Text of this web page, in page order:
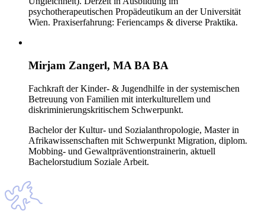
psychotherapeutischen Propädeutikum an der Universität
Wien. Praxiserfahrung: Feriencamps & diverse Praktika.
Mirjam Zangerl, MA BA BA
Fachkraft der Kinder- & Jugendhilfe in der systemischen
Betreuung von Familien mit interkulturellem und
diskriminierungskritischem Schwerpunkt.
Bachelor der Kultur- und Sozialanthropologie, Master in
Afrikawissenschaften mit Schwerpunkt Migration, diplom.
Mobbing- und Gewaltpräventionstrainerin, aktuell
Bachelorstudium Soziale Arbeit.